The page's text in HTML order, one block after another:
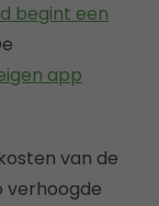
begint een
app
van de
verhoogde